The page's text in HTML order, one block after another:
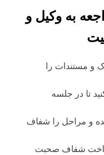
به وکیل و
و مستندات را
تا در جلسه
و مراحل را شفاف
شفاف صحبت